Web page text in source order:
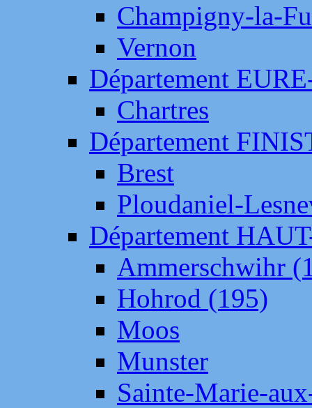
Champigny-la-
Vernon
Département
Chartres
Département
Brest
Ploudaniel-
Département
Ammerschwihr
Hohrod (195)
Moos
Munster
Sainte-Marie-